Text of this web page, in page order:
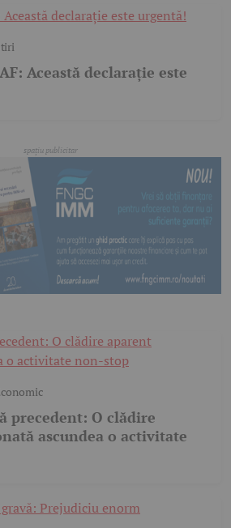
Această declarație este
precedent: O clădire
ascundea o activitate